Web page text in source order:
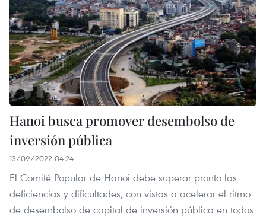
Hanoi busca promover desembolso de
inversión pública
13/09/2022 04:24
El Comité Popular de Hanoi debe superar pronto las
deficiencias y dificultades, con vistas a acelerar el ritmo
de desembolso de capital de inversión pública en todos